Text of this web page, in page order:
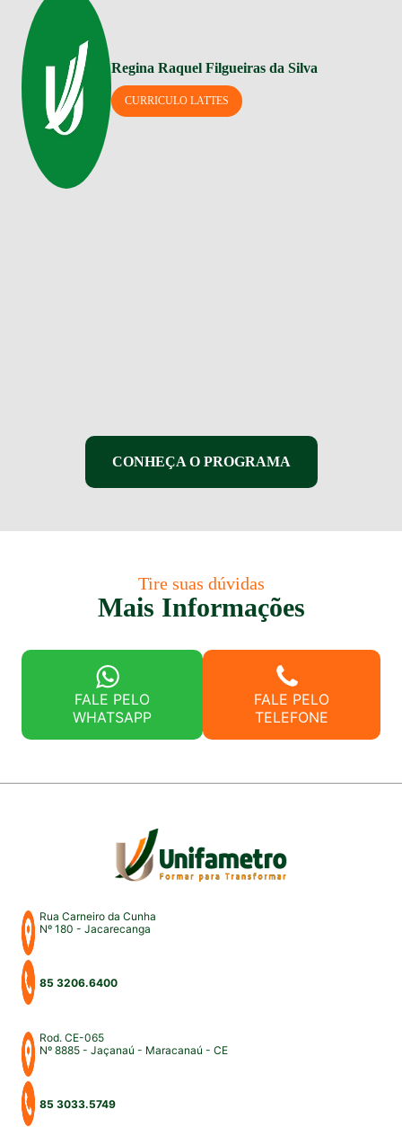
Regina Raquel Filgueiras da Silva
CURRICULO LATTES
CONHEÇA O PROGRAMA
Tire suas dúvidas
Mais Informações
FALE PELO
WHATSAPP
FALE PELO
TELEFONE
Rua Carneiro da Cunha
Nº 180 - Jacarecanga
85 3206.6400
Rod. CE-065
Nº 8885 - Jaçanaú - Maracanaú - CE
85 3033.5749